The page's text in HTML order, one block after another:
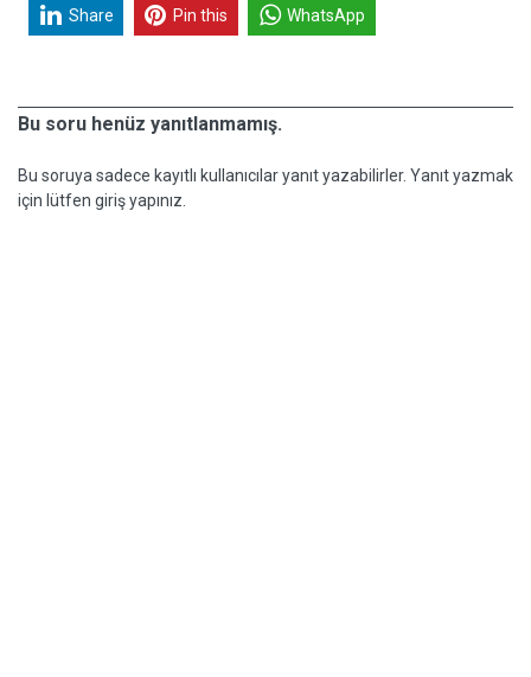
Share Pin this WhatsApp
Bu soru henüz yanıtlanmamış.
Bu soruya sadece kayıtlı kullanıcılar yanıt yazabilirler. Yanıt yazmak
için lütfen giriş yapınız.